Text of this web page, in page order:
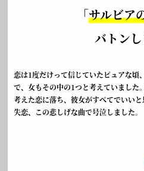
「サルビア
バトンし
恋は1度だけって信じていたピュアな頃
で、女もその中の1つと考えていました
考えた恋に落ち、彼女がすべてでいいと
失恋、この悲しげな曲で号泣しました。